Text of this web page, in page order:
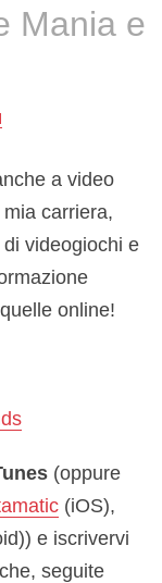
Mania e
a video
carriera,
videogiochi e
online!
(oppure
(iOS),
e iscrivervi
seguite